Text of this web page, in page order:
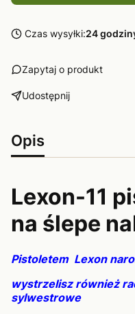
Czas wysyłki:24
Zapytaj o produkt
Udostępnij
Opis
Lexon-11
na ślepe
Pistoletem Lexon
wystrzelisz również
sylwestrowe